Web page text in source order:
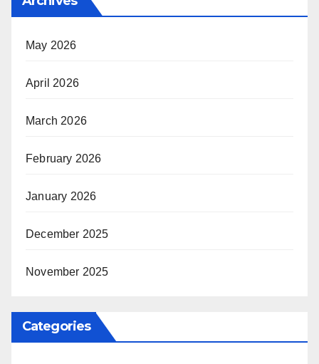
May 2026
April 2026
March 2026
February 2026
January 2026
December 2025
November 2025
Categories